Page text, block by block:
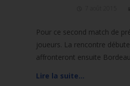
Pour ce second match de
joueurs. La rencontre
affronteront ensuite
Lire la suite…